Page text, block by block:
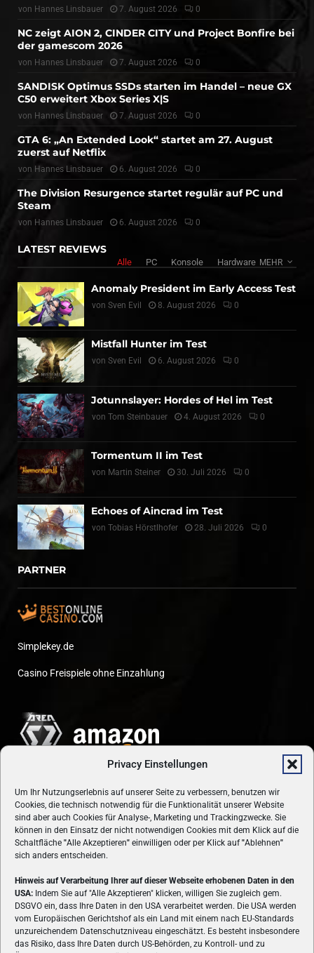
Privacy Einstellungen
Um Ihr Nutzungserlebnis auf unserer Seite zu verbessern, benutzen wir
Cookies, die technisch notwendig für die Funktionalität unserer Website
sind aber auch Cookies für Analyse-, Marketing und Trackingzwecke. Sie
können in den Einsatz der nicht notwendigen Cookies mit dem Klick auf die
Schaltfläche "Alle Akzeptieren" einwilligen oder per Klick auf"Ablehnen"
sich anders entscheiden.
Hinweis auf Verarbeitung Ihrer auf dieser Webseite erhobenen Daten in den
USA: Indem Sie auf "Alle Akzeptieren" klicken, willigen Sie zugleich gem.
DSGVO ein, dass Ihre Daten in den USA verarbeitet werden. Die USA werden
vom Europäischen Gerichtshof als ein Land mit einem nach EU-Standards
unzureichendem Datenschutzniveau eingeschätzt. Es besteht insbesondere
das Risiko, dass Ihre Daten durch US-Behörden, zu Kontroll- und zu
von Hannes Linsbauer 7. August 2026 0
NC zeigt AION 2, CINDER CITY und Project Bonfire bei
der gamescom 2026
von Hannes Linsbauer 7. August 2026 0
SANDISK Optimus SSDs starten im Handel – neue GX
C50 erweitert Xbox Series X|S
von Hannes Linsbauer 7. August 2026 0
GTA 6: „An Extended Look“ startet am 27. August
zuerst auf Netflix
von Hannes Linsbauer 6. August 2026 0
The Division Resurgence startet regulär auf PC und
Steam
von Hannes Linsbauer 6. August 2026 0
LATEST REVIEWS
Alle PC Konsole Hardware MEHR
Anomaly President im Early Access Test
von Sven Evil 8. August 2026 0
Mistfall Hunter im Test
von Sven Evil 6. August 2026 0
Jotunnslayer: Hordes of Hel im Test
von Tom Steinbauer 4. August 2026 0
Tormentum II im Test
von Martin Steiner 30. Juli 2026 0
Echoes of Aincrad im Test
von Tobias Hörstlhofer 28. Juli 2026 0
PARTNER
Simplekey.de
Casino Freispiele ohne Einzahlung
ÜBER UNS
VON GAMERN, FÜR GAMER! Gamers.at ist das älteste Online-
Spielemagazin Österreichs und bringt täglich aktuelle News,